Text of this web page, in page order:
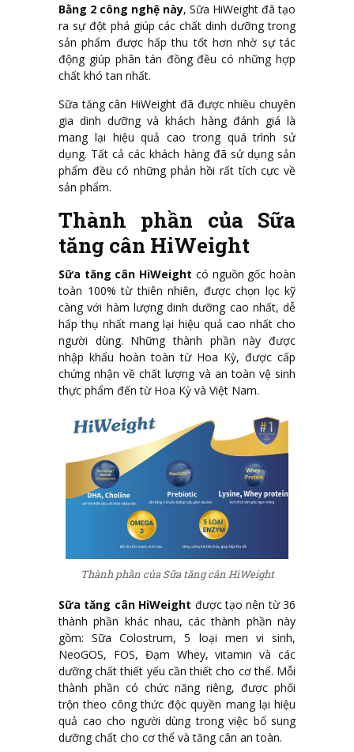
Bằng 2 công nghệ này, Sữa HiWeight đã tạo
ra sự đột phá giúp các chất dinh dưỡng trong
sản phẩm được hấp thu tốt hơn nhờ sự tác
động giúp phân tán đồng đều có những hợp
chất khó tan nhất.
Sữa tăng cân HiWeight đã được nhiều chuyên
gia dinh dưỡng và khách hàng đánh giá là
mang lại hiệu quả cao trong quá trình sử
dụng. Tất cả các khách hàng đã sử dụng sản
phẩm đều có những phản hồi rất tích cực về
sản phẩm.
Thành phần của Sữa
tăng cân HiWeight
Sữa tăng cân HiWeight có nguồn gốc hoàn
toàn 100% từ thiên nhiên, được chọn lọc kỹ
càng với hàm lượng dinh dưỡng cao nhất, dễ
hấp thụ nhất mang lại hiệu quả cao nhất cho
người dùng. Những thành phần này được
nhập khẩu hoàn toàn từ Hoa Kỳ, được cấp
chứng nhận về chất lượng và an toàn vệ sinh
thực phẩm đến từ Hoa Kỳ và Việt Nam.
Thành phần của Sữa tăng cân HiWeight
Sữa tăng cân HiWeight được tạo nên từ 36
thành phần khác nhau, các thành phần này
gồm: Sữa Colostrum, 5 loại men vi sinh,
NeoGOS, FOS, Đạm Whey, vitamin và các
dưỡng chất thiết yếu cần thiết cho cơ thể. Mỗi
thành phần có chức năng riêng, được phối
trộn theo công thức độc quyền mang lại hiệu
quả cao cho người dùng trong việc bổ sung
dưỡng chất cho cơ thể và tăng cân an toàn.